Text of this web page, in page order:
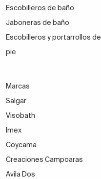
Escobilleros de baño
Jaboneras de baño
Escobilleros y portarrollos de
pie
Marcas
Salgar
Visobath
Imex
Coycama
Creaciones Campoaras
Avila Dos